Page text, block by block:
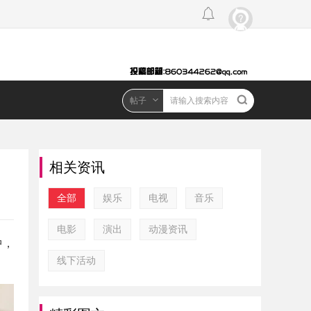
帖子
相关资讯
全部 娱乐 电视 音乐
电影 演出 动漫资讯
线下活动